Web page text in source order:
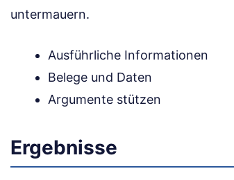
untermauern.
Ausführliche Informationen
Belege und Daten
Argumente stützen
Ergebnisse